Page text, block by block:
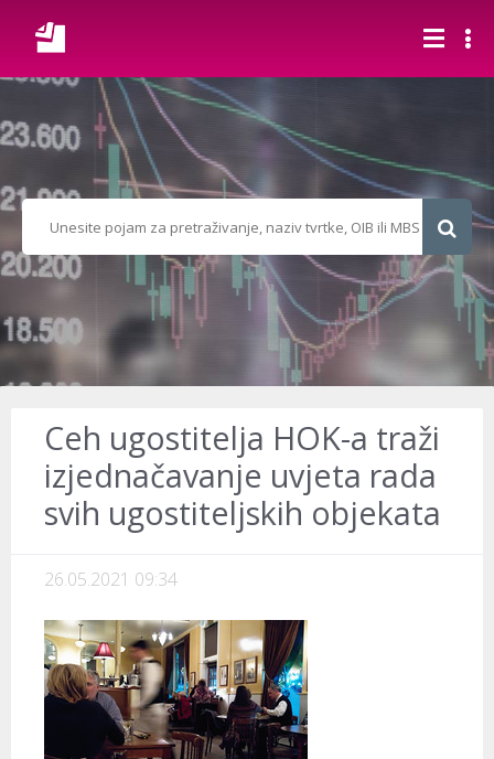
Ceh ugostitelja HOK-a traži
izjednačavanje uvjeta rada
svih ugostiteljskih objekata
26.05.2021 09:34